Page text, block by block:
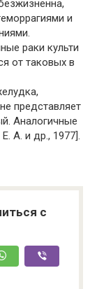
и
раки культи
от таковых в
представляет
Аналогичные
А. и др., 1977].
с